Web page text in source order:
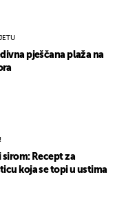
pješčana plaža na
sirom: Recept za
koja se topi u ustima